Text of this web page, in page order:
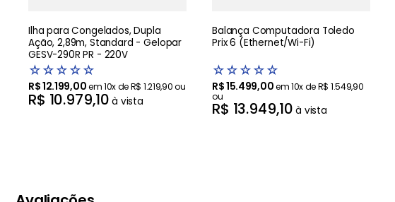
Ilha para Congelados, Dupla
Ação, 2,89m, Standard - Gelopar
GESV-290R PR - 220V
☆☆☆☆☆
R$12.199,00em10x deR$ 1.219,90ou
R$ 10.979,10 à vista
Balança Computadora Toledo
Prix 6 (Ethernet/Wi-Fi)
☆☆☆☆☆
R$15.499,00em10x deR$ 1.549,90
ou
R$ 13.949,10 à vista